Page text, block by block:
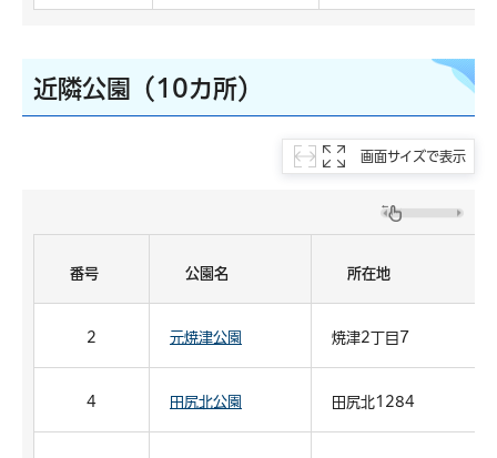
近隣公園（10カ所）
画面サイズで表示
番号 公園名 所在地
2 元焼津公園 焼津2丁目7
4 田尻北公園 田尻北1284